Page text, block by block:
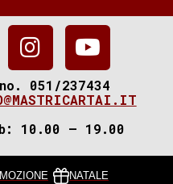
051/237434
10.00 – 19.00
NATALE